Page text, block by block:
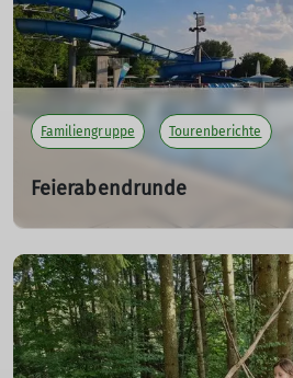
Familiengruppe Tourenberichte
Feierabendrunde
Auf die Räder, fertig, los
wohin nur bei dem heißen Wetter?
mehr erfahren